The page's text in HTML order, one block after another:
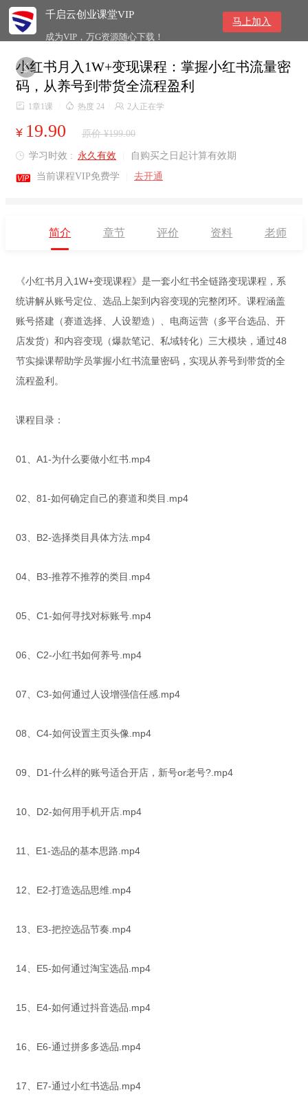
千启云创业课堂VIP
成为VIP，万G资源随心下载！
马上加入

小红书月入1W+变现课程：掌握小红书流量密
码，从养号到带货全流程盈利
 1章1课  热度 24  2人正在学
¥ 19.90 原价 ¥199.00
 学习时效 : 永久有效 自购买之日起计算有效期
 当前课程VIP免费学 去开通
简介 章节 评价 资料 老师
《小红书月入1W+变现课程》是一套小红书全链路变现课程，系
统讲解从账号定位、选品上架到内容变现的完整闭环。课程涵盖
账号搭建（赛道选择、人设塑造）、电商运营（多平台选品、开
店发货）和内容变现（爆款笔记、私域转化）三大模块，通过48
节实操课帮助学员掌握小红书流量密码，实现从养号到带货的全
流程盈利。
课程目录：
01、A1-为什么要做小红书.mp4
02、81-如何确定自己的赛道和类目.mp4
03、B2-选择类目具体方法.mp4
04、B3-推荐不推荐的类目.mp4
05、C1-如何寻找对标账号.mp4
06、C2-小红书如何养号.mp4
07、C3-如何通过人设增强信任感.mp4
08、C4-如何设置主页头像.mp4
09、D1-什么样的账号适合开店，新号or老号?.mp4
10、D2-如何用手机开店.mp4
11、E1-选品的基本思路.mp4
12、E2-打造选品思维.mp4
13、E3-把控选品节奏.mp4
14、E5-如何通过淘宝选品.mp4
15、E4-如何通过抖音选品.mp4
16、E6-通过拼多多选品.mp4
17、E7-通过小红书选品.mp4